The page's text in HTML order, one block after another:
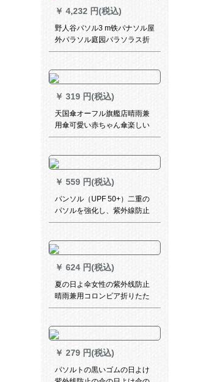
￥ 4,232 円(税込)
野人谷パソル3 m铁パナソル屋
外パラソル庭园パラソラス折
られたみみ大广告伞日伞ロマ
メラルド
￥ 319 円(税込)
天国傘オーフル旗艦店晴雨兼
用傘可愛い赤ちゃん傘楽しい
小鳥4〓紫51 cm*8 k
￥ 559 円(税込)
パンソル（UPF 50+）二重の
パソルを強化し、紫外線防止
のためのものに、女神様の全
色の牡丹三つ折の晴雨兼用傘
と青のパソルを強化します。
￥ 624 円(税込)
夏の日よ伞女性の紫外线防止
晴雨兼用コロンビア折りたた
みましたミニ超軽量カプセ
￥ 279 円(税込)
パソルトの黒いゴムの日よけ